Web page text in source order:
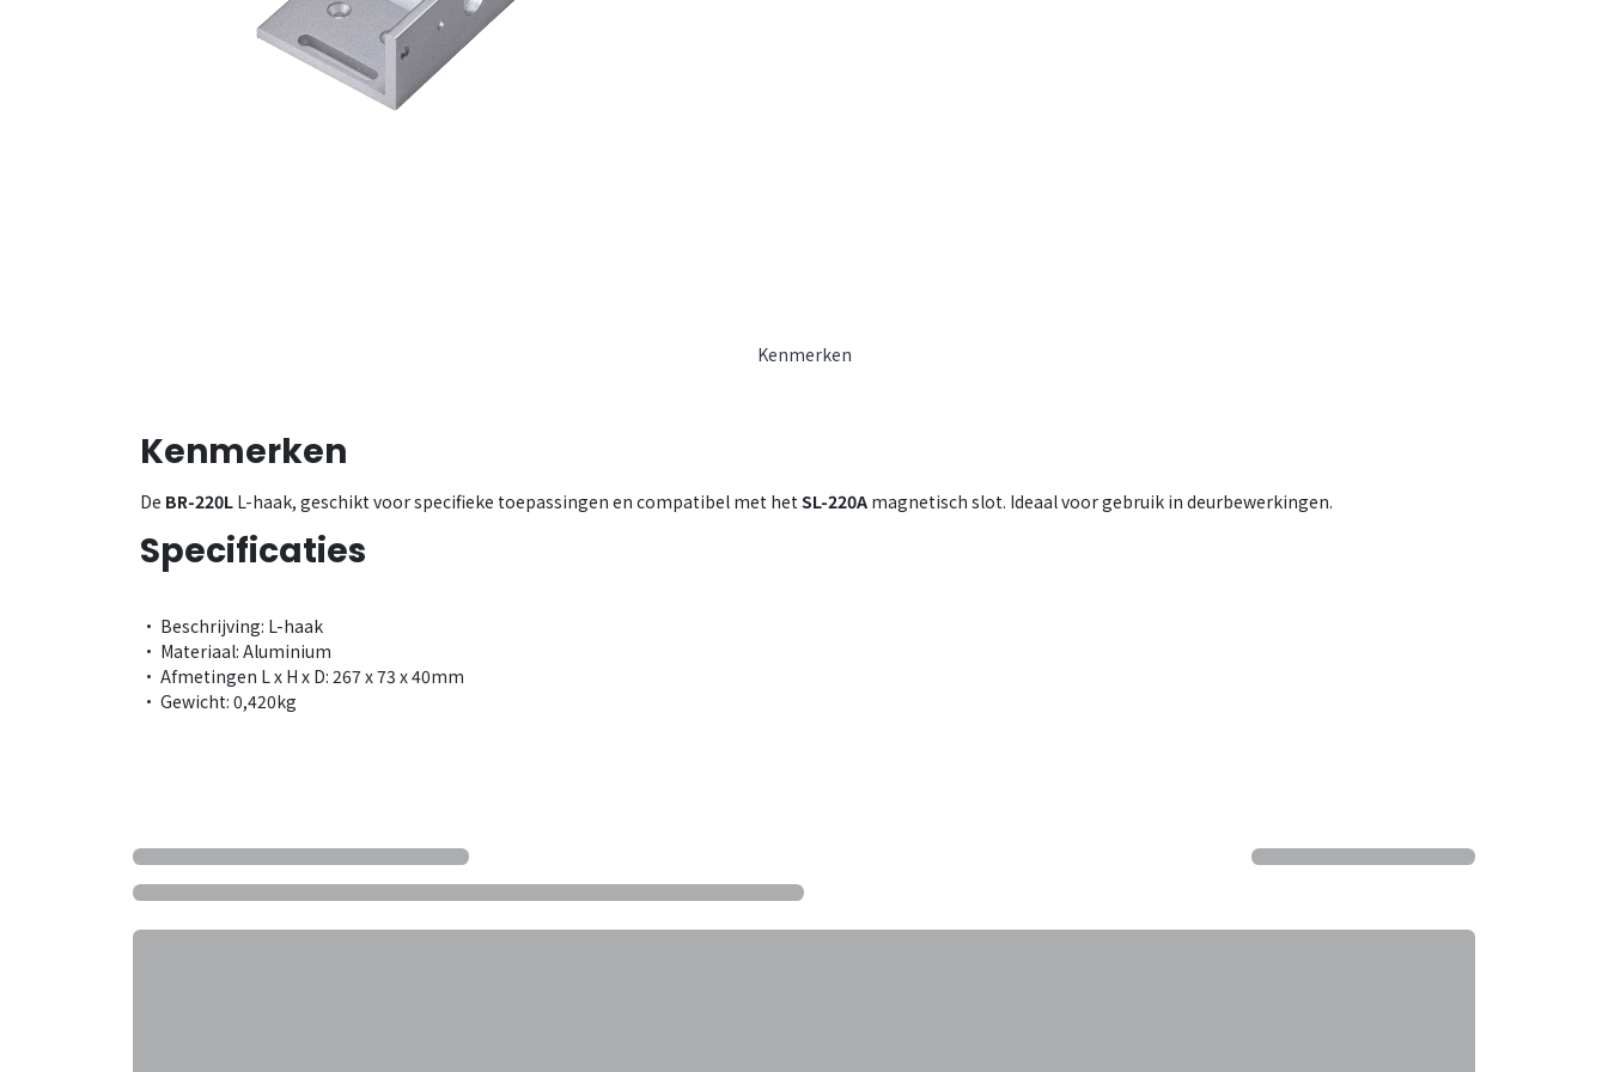
Kenmerken
Kenmerken
De BR-220L L-haak, geschikt voor specifieke toepassingen en compatibel met het SL-220A magnetisch slot. Ideaal voor gebruik in deurbewerkingen.
Specificaties
• Beschrijving: L-haak
• Materiaal: Aluminium
• Afmetingen L x H x D: 267 x 73 x 40mm
• Gewicht: 0,420kg